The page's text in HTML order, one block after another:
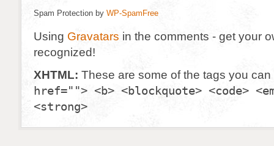
Spam Protection by WP-SpamFree
Using Gravatars in the comments - get your
recognized!
XHTML: These are some of the tags you
href=""> <b> <blockquote> <code>
<strong>